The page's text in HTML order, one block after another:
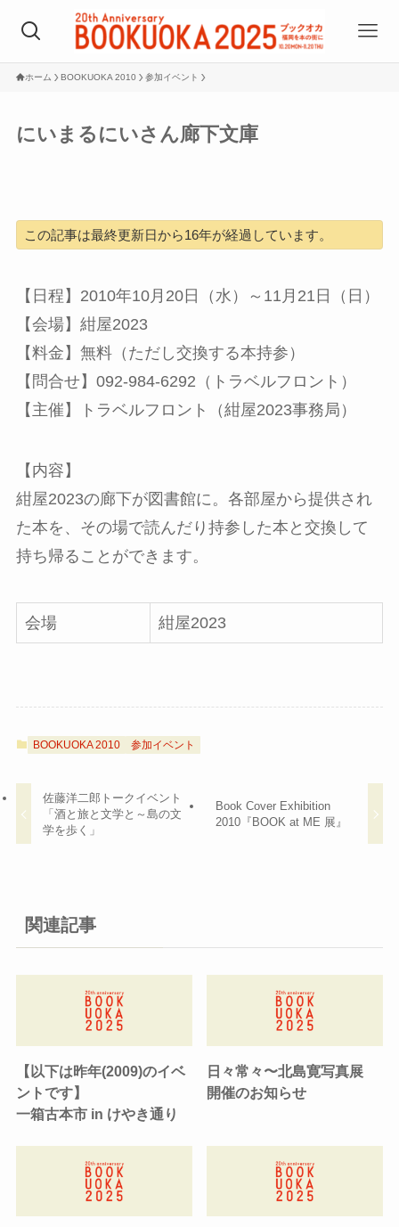
ホーム BOOKUOKA 2010 参加イベント
にいまるにいさん廊下文庫
この記事は最終更新日から16年が経過しています。
【日程】2010年10月20日（水）～11月21日（日）
【会場】紺屋2023
【料金】無料（ただし交換する本持参）
【問合せ】092-984-6292（トラベルフロント）
【主催】トラベルフロント（紺屋2023事務局）
【内容】
紺屋2023の廊下が図書館に。各部屋から提供され
た本を、その場で読んだり持参した本と交換して
持ち帰ることができます。
会場 紺屋2023
BOOKUOKA 2010 参加イベント
佐藤洋二郎トークイベント
「酒と旅と文学と～島の文
学を歩く」
Book Cover Exhibition
2010『BOOK at ME 展』
関連記事
【以下は昨年(2009)のイベ
ントです】
一箱古本市 in けやき通り
日々常々〜北島寛写真展
開催のお知らせ